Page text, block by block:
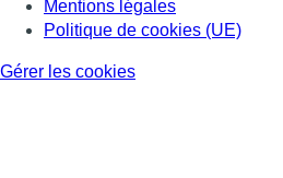
Mentions légales
Politique de cookies (UE)
Gérer les cookies